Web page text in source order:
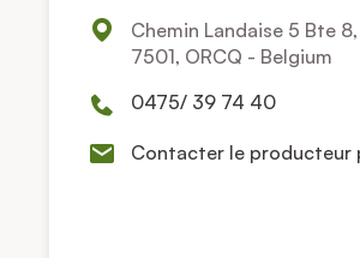
Chemin Landaise 5 Bte 8,
7501, ORCQ - Belgium
0475/ 39 74 40
Contacter le producteur